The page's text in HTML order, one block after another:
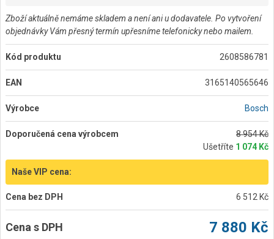
Zboží aktuálně nemáme skladem a není ani u dodavatele. Po vytvoření
objednávky Vám přesný termín upřesníme telefonicky nebo mailem.
Kód produktu 2608586781
EAN 3165140565646
Výrobce Bosch
Doporučená cena výrobcem
8 954 Kč
Ušetříte 1 074 Kč
Naše VIP cena:
Cena bez DPH 6 512 Kč
Cena s DPH 7 880 Kč